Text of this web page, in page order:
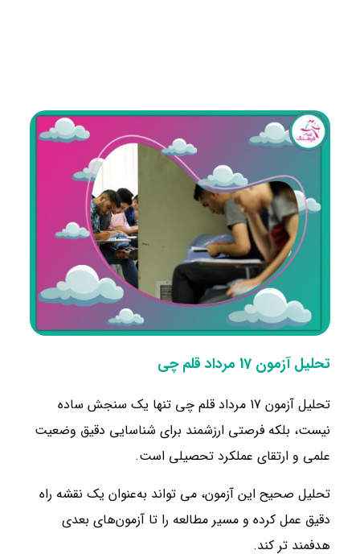
تحلیل آزمون 17 مرداد قلم چی
تحلیل آزمون 17 مرداد قلم‌ چی تنها یک سنجش ساده
نیست، بلکه فرصتی ارزشمند برای شناسایی دقیق وضعیت
علمی و ارتقای عملکرد تحصیلی است.
تحلیل صحیح این آزمون، می ‌تواند به‌عنوان یک نقشه راه
دقیق عمل کرده و مسیر مطالعه را تا آزمون‌های بعدی
هدفمند تر کند.